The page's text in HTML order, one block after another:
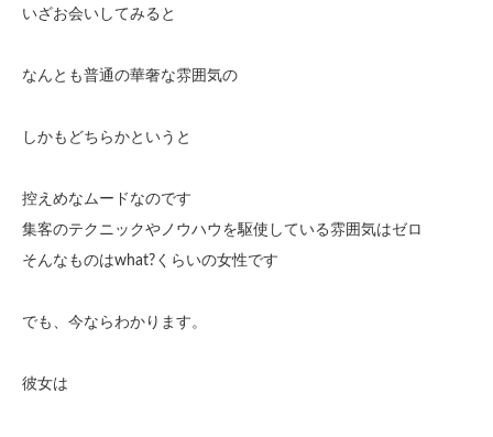
いざお会いしてみると
なんとも普通の華奢な雰囲気の
しかもどちらかというと
控えめなムードなのです
集客のテクニックやノウハウを駆使している雰囲気はゼロ
そんなものはwhat?くらいの女性です
でも、今ならわかります。
彼女は